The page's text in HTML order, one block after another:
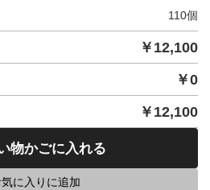
110個
￥ 12,100
￥0
￥ 12,100
物かごに入れる
気に入りに追加